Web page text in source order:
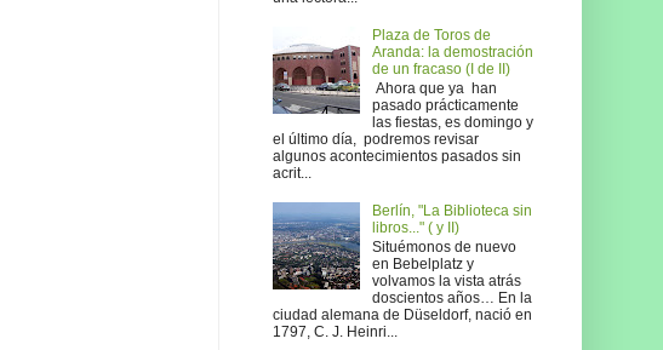
Plaza de Toros de
Aranda: la demostración
de un fracaso (I de II)
Ahora que ya han
pasado prácticamente
las fiestas, es domingo y
el último día, podremos revisar
algunos acontecimientos pasados sin
acrit...
Berlín, "La Biblioteca sin
libros..." ( y II)
Situémonos de nuevo
en Bebelplatz y
volvamos la vista atrás
doscientos años… En la
ciudad alemana de Düseldorf, nació en
1797, C. J. Heinri...